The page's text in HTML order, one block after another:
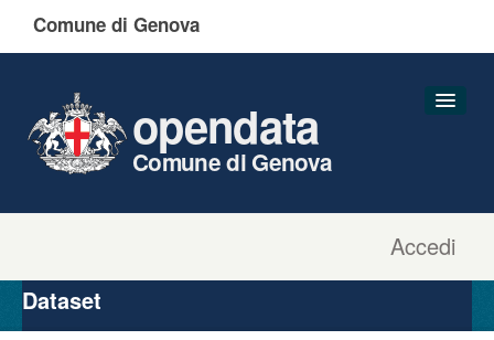
Comune di Genova
Accedi
opendata
Comune di Genova
Organizzazioni
Gruppi
Dataset